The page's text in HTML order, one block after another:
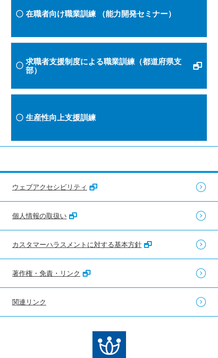
在職者向け職業訓練 （能力開発セミナー）
求職者支援制度による職業訓練（都道府県支
部）
生産性向上支援訓練
ウェブアクセシビリティ
個人情報の取扱い
カスタマーハラスメントに対する基本方針
著作権・免責・リンク
関連リンク